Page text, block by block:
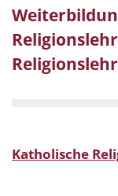
Katholische